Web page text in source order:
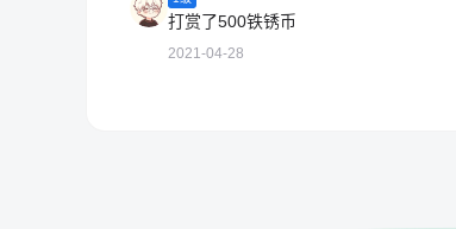
打赏了500铁锈币
2021-04-28